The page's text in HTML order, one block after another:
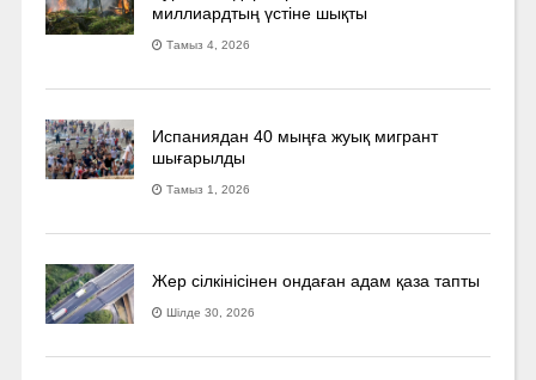
миллиардтың үстіне шықты
Тамыз 4, 2026
Испаниядан 40 мыңға жуық мигрант
шығарылды
Тамыз 1, 2026
Жер сілкінісінен ондаған адам қаза тапты
Шілде 30, 2026